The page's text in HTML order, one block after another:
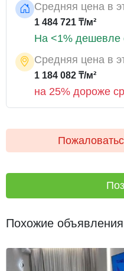
Средняя цена в
1 484 721 ₸/м²
На <1% дешевле
Средняя цена в
1 184 082 ₸/м²
на 25% дороже
Похожие объявления